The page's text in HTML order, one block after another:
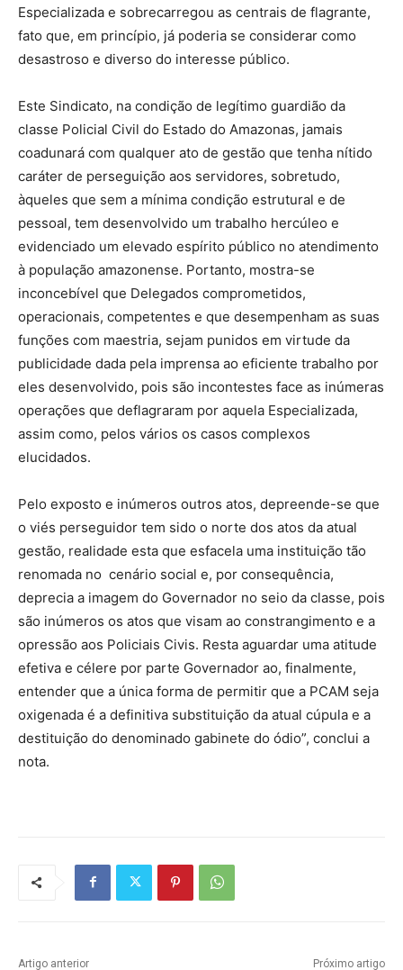
Especializada e sobrecarregou as centrais de flagrante,
fato que, em princípio, já poderia se considerar como
desastroso e diverso do interesse público.
Este Sindicato, na condição de legítimo guardião da
classe Policial Civil do Estado do Amazonas, jamais
coadunará com qualquer ato de gestão que tenha nítido
caráter de perseguição aos servidores, sobretudo,
àqueles que sem a mínima condição estrutural e de
pessoal, tem desenvolvido um trabalho hercúleo e
evidenciado um elevado espírito público no atendimento
à população amazonense. Portanto, mostra-se
inconcebível que Delegados comprometidos,
operacionais, competentes e que desempenham as suas
funções com maestria, sejam punidos em virtude da
publicidade dada pela imprensa ao eficiente trabalho por
eles desenvolvido, pois são incontestes face as inúmeras
operações que deflagraram por aquela Especializada,
assim como, pelos vários os casos complexos
elucidados.
Pelo exposto e inúmeros outros atos, depreende-se que
o viés perseguidor tem sido o norte dos atos da atual
gestão, realidade esta que esfacela uma instituição tão
renomada no cenário social e, por consequência,
deprecia a imagem do Governador no seio da classe, pois
são inúmeros os atos que visam ao constrangimento e a
opressão aos Policiais Civis. Resta aguardar uma atitude
efetiva e célere por parte Governador ao, finalmente,
entender que a única forma de permitir que a PCAM seja
oxigenada é a definitiva substituição da atual cúpula e a
destituição do denominado gabinete do ódio”, conclui a
nota.
Artigo anterior Próximo artigo